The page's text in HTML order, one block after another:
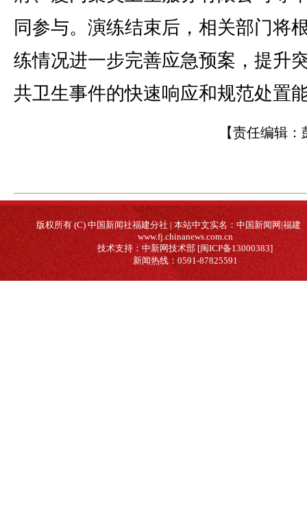
同参与。演练结束后，相关部门将
练情况进一步完善应急预案，提升
共卫生事件的快速响应和规范处置
【责任编辑：
版权所有 (C) 中国新闻社福建分社 | 本站中文实名：中国新闻网|福建
www.fj.chinanews.com.cn
技术支持：中新网技术部 [闽ICP备13000383]
新闻热线：0591-87825591